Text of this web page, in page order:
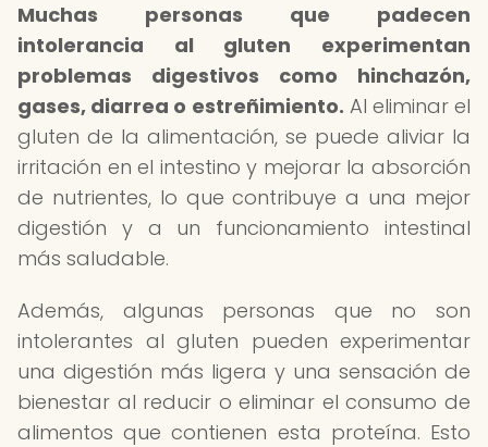
Muchas personas que padecen
intolerancia al gluten experimentan
problemas digestivos como hinchazón,
gases, diarrea o estreñimiento. Al eliminar el
gluten de la alimentación, se puede aliviar la
irritación en el intestino y mejorar la absorción
de nutrientes, lo que contribuye a una mejor
digestión y a un funcionamiento intestinal
más saludable.
Además, algunas personas que no son
intolerantes al gluten pueden experimentar
una digestión más ligera y una sensación de
bienestar al reducir o eliminar el consumo de
alimentos que contienen esta proteína. Esto